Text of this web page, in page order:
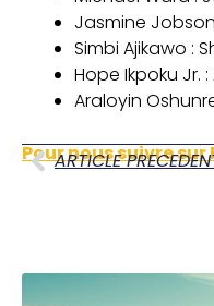
Jasmine
Simbi Ajikawo :
Hope Ikpoku Jr.
Araloyin
Pour nous suivre
ARTICLE